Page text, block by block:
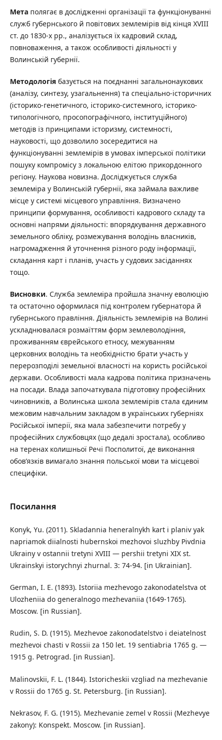
Метаполягає в дослідженні організації та функціонуванні
служб губернського й повітових землемірів від кінця ХVІІІ
ст. до 1830-х рр., аналізується їх кадровий склад,
повноваження, а також особливості діяльності у
Волинській губернії.
Методологіябазується на поєднанні загальнонаукових
(аналізу, синтезу, узагальнення) та спеціально-історичних
(історико-генетичного, історико-системного, історико-
типологічного, просопографічного, інституційного)
методів із принципами історизму, системності,
науковості, що дозволило зосередитися на
функціонуванні землемірів в умовах імперської політики
пошуку компромісу з локальною елітою прикордонного
регіону. Наукова новизна. Досліджується служба
землеміра у Волинській губернії, яка займала важливе
місце у системі місцевого управління. Визначено
принципи формування, особливості кадрового складу та
основні напрями діяльності: впорядкування державного
земельного обліку, розмежування володінь власників,
нагромадження й уточнення різного роду інформації,
складання карт і планів, участь у судових засіданнях
тощо.
Висновки. Служба землеміра пройшла значну еволюцію
та остаточно оформилася під контролем губернатора й
губернського правління. Діяльність землемірів на Волині
ускладнювалася розмаїттям форм землеволодіння,
проживанням єврейського етносу, межуванням
церковних володінь та необхідністю брати участь у
перерозподілі земельної власності на користь російської
держави. Особливості мала кадрова політика призначень
на посади. Влада започаткувала підготовку професійних
чиновників, а Волинська школа землемірів стала єдиним
межовим навчальним закладом в українських губерніях
Російської імперії, яка мала забезпечити потребу у
професійних службовцях (що дедалі зростала), особливо
на теренах колишньої Речі Посполитої, де виконання
обов’язків вимагало знання польської мови та місцевої
специфіки.
Посилання
Konyk, Yu. (2011). Skladannia heneralnykh kart i planiv yak
napriamok diialnosti hubernskoi mezhovoi sluzhby Pivdnia
Ukrainy v ostannii tretyni XVIII — pershii tretyni XIX st.
Ukrainskyi istorychnyi zhurnal. 3: 74-94. [in Ukrainian].
German, I. E. (1893). Istoriia mezhevogo zakonodatelstva ot
Ulozheniia do generalnogo mezhevaniia (1649-1765).
Moscow. [in Russian].
Rudin, S. D. (1915). Mezhevoe zakonodatelstvo i deiatelnost
mezhevoi chasti v Rossii za 150 let. 19 sentiabria 1765 g. —
1915 g. Petrograd. [in Russian].
Malinovskii, F. L. (1844). Istoricheskii vzgliad na mezhevanie
v Rossii do 1765 g. St. Petersburg. [in Russian].
Nekrasov, F. G. (1915). Mezhevanie zemel v Rossii (Mezhevye
zakony): Konspekt. Moscow. [in Russian].